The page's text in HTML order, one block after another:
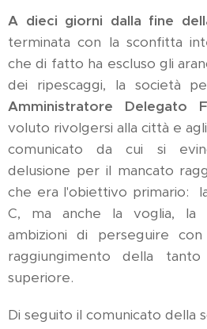
A dieci giorni dalla fine
terminata con la sconfitta
che di fatto ha escluso gli
dei ripescaggi, la società
Amministratore Delegato
voluto rivolgersi alla città e
comunicato da cui si
delusione per il mancato
che era l'obiettivo primario:
C, ma anche la voglia, la
ambizioni di perseguire
raggiungimento della
superiore.
Di seguito il comunicato della